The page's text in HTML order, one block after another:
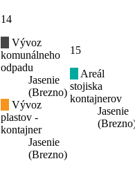
14
Vývoz
komunálneho
odpadu
Jasenie
(Brezno)
Vývoz
plastov -
kontajner
Jasenie
(Brezno)
15
Areál
stojiska
kontajnerov
Jasenie